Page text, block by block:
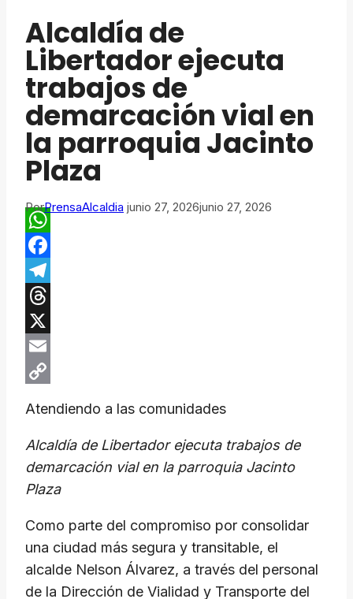
Alcaldía de
Libertador ejecuta
trabajos de
demarcación vial en
la parroquia Jacinto
Plaza
PorPrensaAlcaldia junio 27, 2026junio 27, 2026
WhatsApp
Facebook
Telegram
Threads
X
Email
Atendiendo a las comunidades
Alcaldía de Libertador ejecuta trabajos de
demarcación vial en la parroquia Jacinto
Plaza
Como parte del compromiso por consolidar
una ciudad más segura y transitable, el
alcalde Nelson Álvarez, a través del personal
de la Dirección de Vialidad y Transporte del